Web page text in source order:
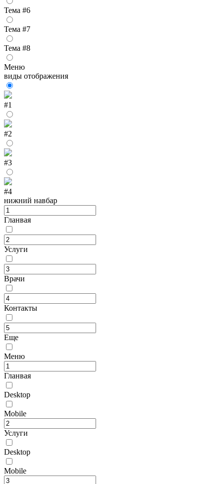
Тема #6
Тема #7
Тема #8
Меню
виды отображения
#1
#2
#3
#4
нижний навбар
Гланвая
Услуги
Врачи
Контакты
Еще
Меню
Гланвая
Desktop
Mobile
Услуги
Desktop
Mobile